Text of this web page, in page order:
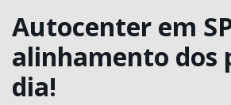
Autocenter em
alinhamento dos
dia!